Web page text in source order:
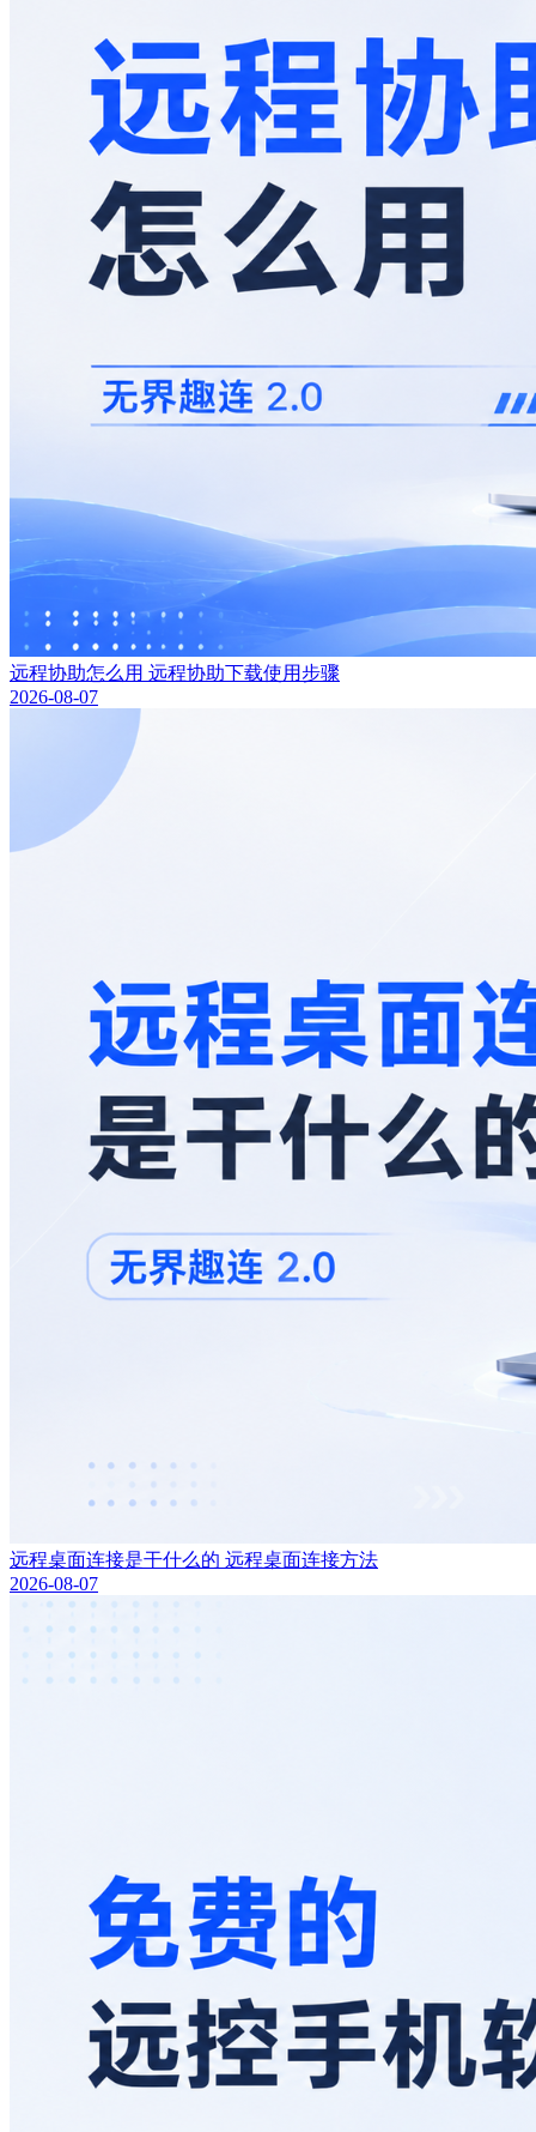
远程协助怎么用 远程协助下载使用步骤
2026-08-07
远程桌面连接是干什么的 远程桌面连接方法
2026-08-07